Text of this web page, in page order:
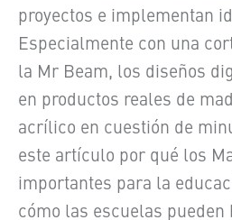
proyectos e implementan
Especialmente con una
la Mr Beam, los diseños
en productos reales de
acrílico en cuestión de
este artículo por qué los
importantes para la
cómo las escuelas pueden